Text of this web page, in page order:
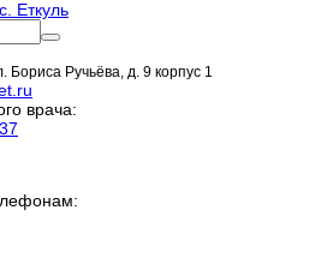
Бориса Ручьёва, д. 9 корпус 1
врача: